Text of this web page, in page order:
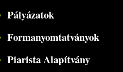
Pályázatok
Formanyomtatványok
Piarista Alapítvány